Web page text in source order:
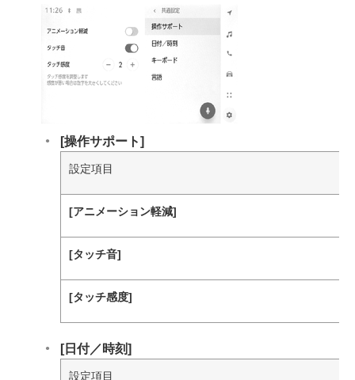
[‍操作サポート‍]
設定項目
[‍アニメーション軽減‍]
[‍タッチ音‍]
[‍タッチ感度‍]
[‍日付／時刻‍]
設定項目